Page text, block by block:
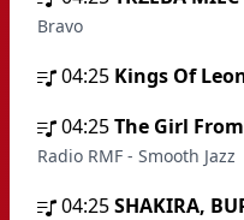
Bravo
04:25 Kings Of
04:25The Girl
Radio RMF - Smooth Jazz
04:25SHAKIRA,